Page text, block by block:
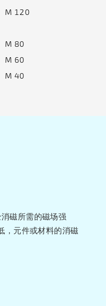
M 120
M 80
M 60
M 40
磁所需的磁场强
，元件或材料的消磁